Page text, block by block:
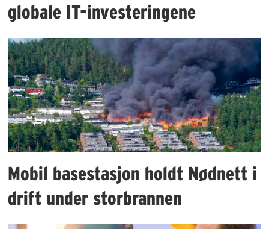
globale IT-investeringene
Mobil basestasjon holdt Nødnett i
drift under storbrannen